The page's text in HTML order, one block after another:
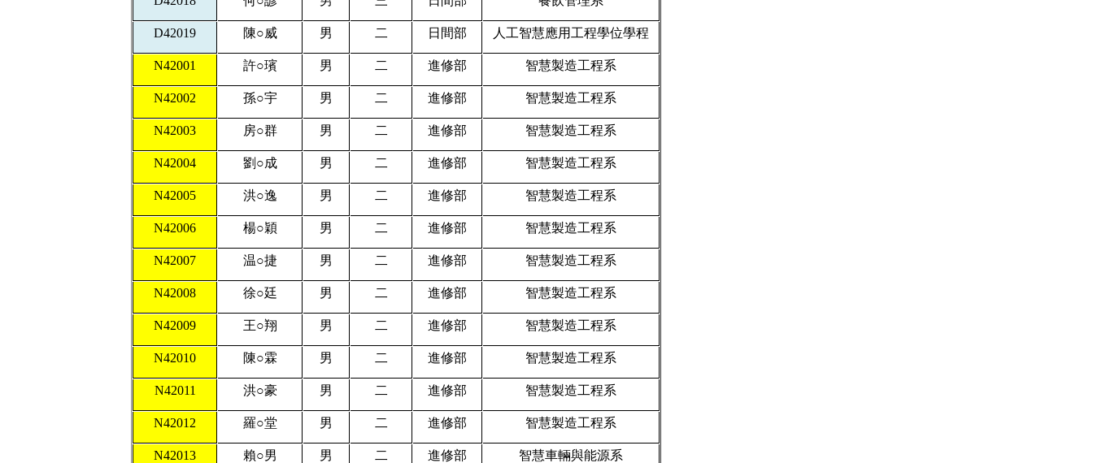
D42019 陳○威 男 二 日間部 人工智慧應用工程學位學程
N42001 許○璸 男 二 進修部 智慧製造工程系
N42002 孫○宇 男 二 進修部 智慧製造工程系
N42003 房○群 男 二 進修部 智慧製造工程系
N42004 劉 ○成 男 二 進修部 智慧製造工程系
N42005 洪○逸 男 二 進修部 智慧製造工程系
N42006 楊○穎 男 二 進修部 智慧製造工程系
N42007 温○捷 男 二 進修部 智慧製造工程系
N42008 徐○廷 男 二 進修部 智慧製造工程系
N42009 王○翔 男 二 進修部 智慧製造工程系
N42010 陳○霖 男 二 進修部 智慧製造工程系
N42011 洪○豪 男 二 進修部 智慧製造工程系
N42012 羅○堂 男 二 進修部 智慧製造工程系
N42013 賴○男 男 二 進修部 智慧車輛與能源系